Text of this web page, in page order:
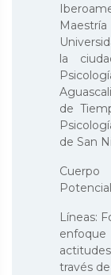
la
de
de San
Líneas:
través